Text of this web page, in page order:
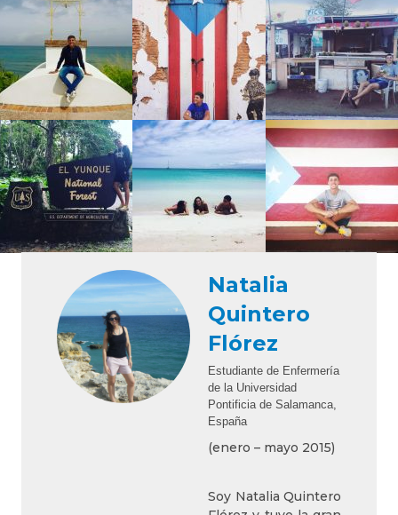
Natalia
Quintero
Flórez
Estudiante de Enfermería
de la Universidad
Pontificia de Salamanca,
España
(enero – mayo 2015)
Soy Natalia Quintero